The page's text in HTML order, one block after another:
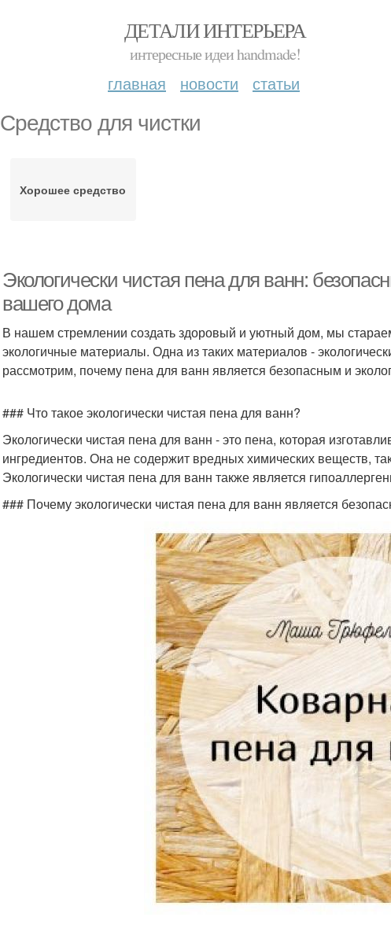
ДЕТАЛИ ИНТЕРЬЕРА
интересные идеи handmade!
главная новости статьи
Средство для чистки
Хорошее средство
Экологически чистая пена для ванн:
вашего дома
В нашем стремлении создать здоровый и уютный дом, мы
экологичные материалы. Одна из таких материалов -
рассмотрим, почему пена для ванн является безопасным и
### Что такое экологически чистая пена для ванн?
Экологически чистая пена для ванн - это пена, которая
ингредиентов. Она не содержит вредных химических веществ,
Экологически чистая пена для ванн также является
### Почему экологически чистая пена для ванн является